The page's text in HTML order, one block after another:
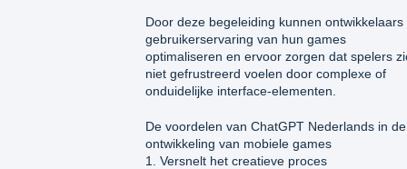
Door deze begeleiding kunnen ontwikkelaars
gebruikerservaring van hun games
optimaliseren en ervoor zorgen dat spelers
niet gefrustreerd voelen door complexe of
onduidelijke interface-elementen.
De voordelen van ChatGPT Nederlands in de
ontwikkeling van mobiele games
1. Versnelt het creatieve proces